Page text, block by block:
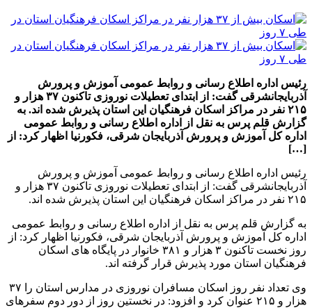
رئیس اداره اطلاع رسانی و روابط عمومی آموزش و پرورش
آذربایجانشرقی گفت: از ابتدای تعطیلات نوروزی تاکنون ۳۷ هزار و
۲۱۵ نفر در مراکز اسکان فرهنگیان این استان پذیرش شده اند. به
گزارش قلم پرس به نقل از اداره اطلاع رسانی و روابط عمومی
اداره کل آموزش و پرورش آذربایجان شرقی، فکورنیا اظهار کرد: از
[…]
رئیس اداره اطلاع رسانی و روابط عمومی آموزش و پرورش
آذربایجانشرقی گفت: از ابتدای تعطیلات نوروزی تاکنون ۳۷ هزار و
۲۱۵ نفر در مراکز اسکان فرهنگیان این استان پذیرش شده اند.
به گزارش قلم پرس به نقل از اداره اطلاع رسانی و روابط عمومی
اداره کل آموزش و پرورش آذربایجان شرقی، فکورنیا اظهار کرد: از
روز نخست تاکنون ۳ هزار و ۳۸۱ خانوار در پایگاه های اسکان
فرهنگیان استان مورد پذیرش قرار گرفته اند.
وی تعداد نفر روز اسکان مسافران نوروزی در مدارس استان را ۳۷
هزار و ۲۱۵ عنوان کرد و افزود: در نخستین روز از دور دوم سفرهای